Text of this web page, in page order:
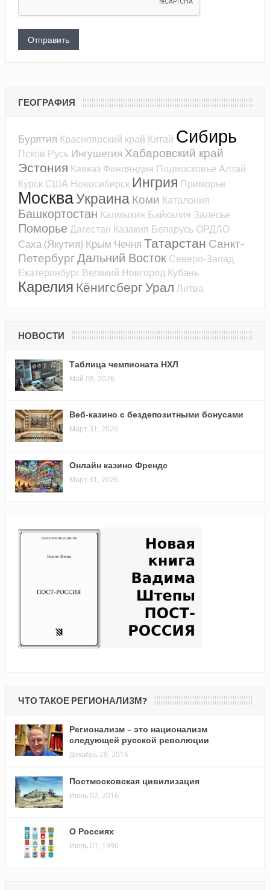
ГЕОГРАФИЯ
Бурятия Красноярский край Китай Сибирь
Псков Русь Ингушетия Хабаровский край
Эстония Кавказ Финляндия Подмосковье Алтай
Курск США Новосибирск Ингрия Приморье
МоскваУкраина Коми Каталония
Башкортостан Калмыкия Байкалия Залесье
ПоморьеДагестан Казакия Беларусь ОРДЛО
Саха (Якутия) Крым Чечня Татарстан Санкт-
ПетербургДальний Восток Северо-Запад
Екатеринбург Великий Новгород Кубань
Карелия Кёнигсберг Урал Литва
НОВОСТИ
Таблица чемпионата НХЛ
Май 08, 2026
Веб-казино с бездепозитными бонусами
Март 31, 2026
Онлайн казино Френдс
Март 31, 2026
ЧТО ТАКОЕ РЕГИОНАЛИЗМ?
Регионализм – это национализм
следующей русской революции
Декабрь 28, 2016
Постмосковская цивилизация
Июнь 02, 2016
О Россиях
Июль 01, 1990